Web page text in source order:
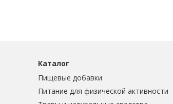
Каталог
Пищевые добавки
Питание для физической активности